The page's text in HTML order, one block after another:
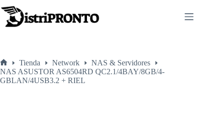
al
contenido
Inicio
Tienda Network
NAS & Servidores
NAS ASUSTOR AS6504RD QC2.1/4BAY/8GB/4-
GBLAN/4USB3.2 + RIEL